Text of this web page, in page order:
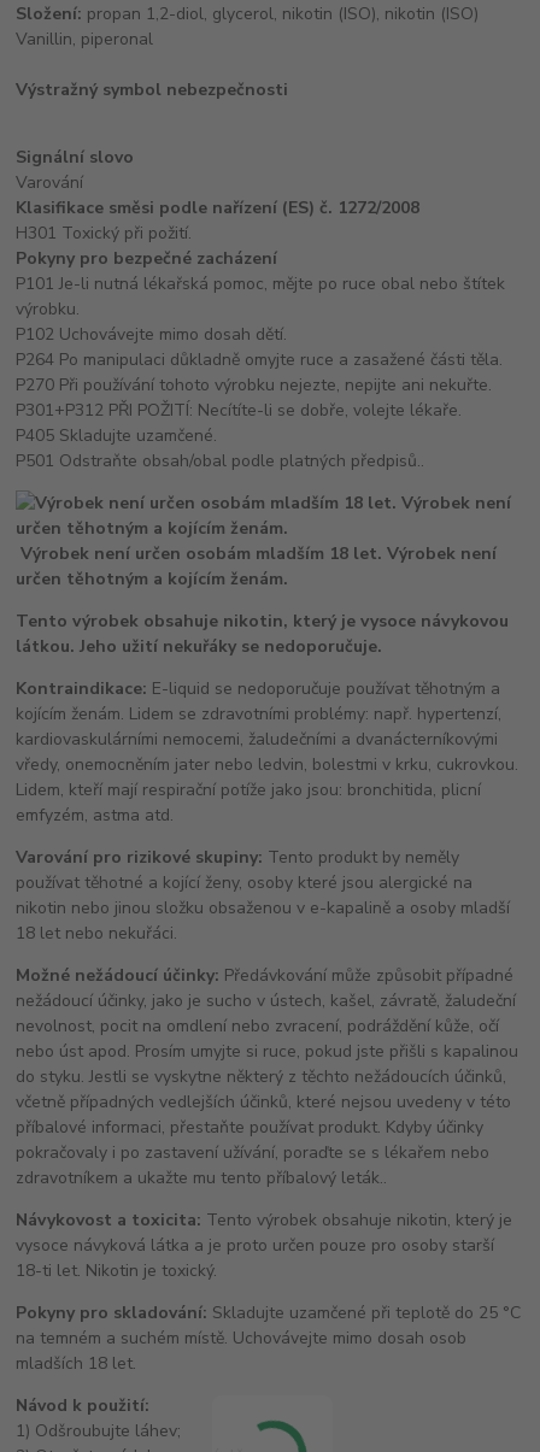
Složení: propan 1,2-diol, glycerol, nikotin (ISO), nikotin (ISO)
Vanillin, piperonal
Výstražný symbol nebezpečnosti
Signální slovo
Varování
Klasifikace směsi podle nařízení (ES) č. 1272/2008
H301 Toxický při požití.
Pokyny pro bezpečné zacházení
P101 Je-li nutná lékařská pomoc, mějte po ruce obal nebo štítek
výrobku.
P102 Uchovávejte mimo dosah dětí.
P264 Po manipulaci důkladně omyjte ruce a zasažené části těla.
P270 Při používání tohoto výrobku nejezte, nepijte ani nekuřte.
P301+P312 PŘI POŽITÍ: Necítíte-li se dobře, volejte lékaře.
P405 Skladujte uzamčené.
P501 Odstraňte obsah/obal podle platných předpisů..
Výrobek není určen osobám mladším 18 let. Výrobek není
určen těhotným a kojícím ženám.
Tento výrobek obsahuje nikotin, který je vysoce návykovou
látkou. Jeho užití nekuřáky se nedoporučuje.
Kontraindikace: E-liquid se nedoporučuje používat těhotným a
kojícím ženám. Lidem se zdravotními problémy: např. hypertenzí,
kardiovaskulárními nemocemi, žaludečními a dvanácterníkovými
vředy, onemocněním jater nebo ledvin, bolestmi v krku, cukrovkou.
Lidem, kteří mají respirační potíže jako jsou: bronchitida, plicní
emfyzém, astma atd.
Varování pro rizikové skupiny: Tento produkt by neměly
používat těhotné a kojící ženy, osoby které jsou alergické na
nikotin nebo jinou složku obsaženou v e-kapalině a osoby mladší
18 let nebo nekuřáci.
Možné nežádoucí účinky: Předávkování může způsobit případné
nežádoucí účinky, jako je sucho v ústech, kašel, závratě, žaludeční
nevolnost, pocit na omdlení nebo zvracení, podráždění kůže, očí
nebo úst apod. Prosím umyjte si ruce, pokud jste přišli s kapalinou
do styku. Jestli se vyskytne některý z těchto nežádoucích účinků,
včetně případných vedlejších účinků, které nejsou uvedeny v této
příbalové informaci, přestaňte používat produkt. Kdyby účinky
pokračovaly i po zastavení užívání, poraďte se s lékařem nebo
zdravotníkem a ukažte mu tento příbalový leták..
Návykovost a toxicita: Tento výrobek obsahuje nikotin, který je
vysoce návyková látka a je proto určen pouze pro osoby starší
18-ti let. Nikotin je toxický.
Pokyny pro skladování: Skladujte uzamčené při teplotě do 25 °C
na temném a suchém místě. Uchovávejte mimo dosah osob
mladších 18 let.
Návod k použití:
1) Odšroubujte láhev;